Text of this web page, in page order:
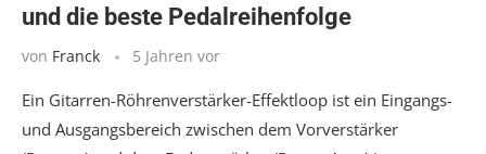
und die beste Pedalreihenfolge
von Franck 5 Jahren vor
Ein Gitarren-Röhrenverstärker-Effektloop ist ein Eingangs-
und Ausgangsbereich zwischen dem Vorverstärker